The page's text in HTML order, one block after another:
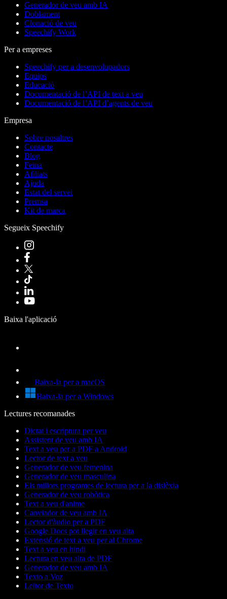
Generador de veu amb IA
Doblament
Clonació de veu
Speechify Work
Per a empreses
Speechify per a desenvolupadors
Equips
Educació
Documentació de l’API de text a veu
Documentació de l’API d’agents de veu
Empresa
Sobre nosaltres
Contacte
Blog
Feina
Afiliats
Ajuda
Estat del servei
Premsa
Kit de marca
Segueix Speechify
Baixa l'aplicació
Baixa-la per a macOS
Baixa-la per a Windows
Lectures recomanades
Dictat i escriptura per veu
Assistent de veu amb IA
Text a veu per a PDF a Android
Lector de text a veu
Generador de veu femenina
Generador de veu masculina
Els millors programes de lectura per a la dislèxia
Generador de veu robòtica
Text a veu d'anime
Canviador de veu amb IA
Lector d'àudio per a PDF
Google Docs pot llegir en veu alta
Extensió de text a veu per al Chrome
Text a veu en hindi
Lectura en veu alta de PDF
Generador de veu amb IA
Texto a Voz
Leitor de Texto